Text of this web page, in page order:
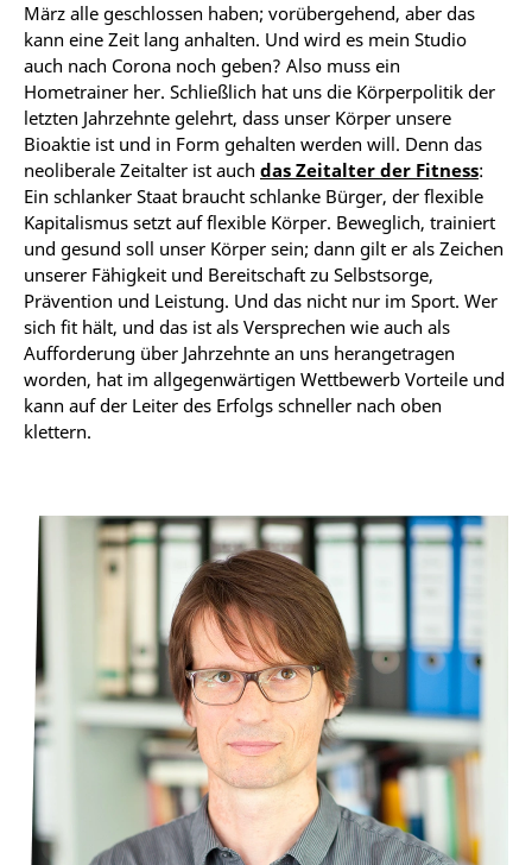
März alle geschlossen haben; vorübergehend, aber das
kann eine Zeit lang anhalten. Und wird es mein Studio
auch nach Corona noch geben? Also muss ein
Hometrainer her. Schließlich hat uns die Körperpolitik der
letzten Jahrzehnte gelehrt, dass unser Körper unsere
Bioaktie ist und in Form gehalten werden will. Denn das
neoliberale Zeitalter ist auch das Zeitalter der Fitness:
Ein schlanker Staat braucht schlanke Bürger, der flexible
Kapitalismus setzt auf flexible Körper. Beweglich, trainiert
und gesund soll unser Körper sein; dann gilt er als Zeichen
unserer Fähigkeit und Bereitschaft zu Selbstsorge,
Prävention und Leistung. Und das nicht nur im Sport. Wer
sich fit hält, und das ist als Versprechen wie auch als
Aufforderung über Jahrzehnte an uns herangetragen
worden, hat im allgegenwärtigen Wettbewerb Vorteile und
kann auf der Leiter des Erfolgs schneller nach oben
klettern.